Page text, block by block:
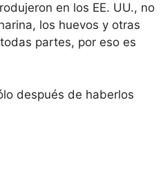
en los EE. UU., no
los huevos y otras
partes, por eso es
después de haberlos